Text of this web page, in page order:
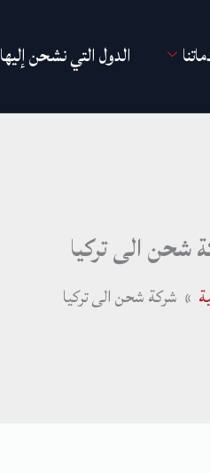
الدول التي نشحن إليها
شحن الى تركيا
شركة شحن الى تركيا